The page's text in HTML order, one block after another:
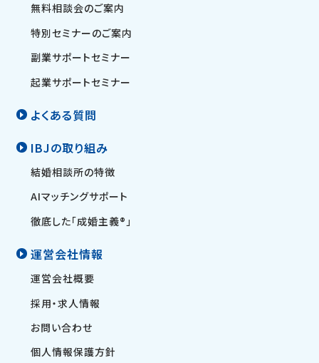
無料相談会のご案内
特別セミナーのご案内
副業サポートセミナー
起業サポートセミナー
よくある質問
IBJの取り組み
結婚相談所の特徴
AIマッチングサポート
徹底した「成婚主義®」
運営会社情報
運営会社概要
採用・求人情報
お問い合わせ
個人情報保護方針